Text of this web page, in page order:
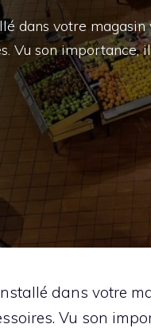
dans votre
Vu son importance,
dans votre
Vu son